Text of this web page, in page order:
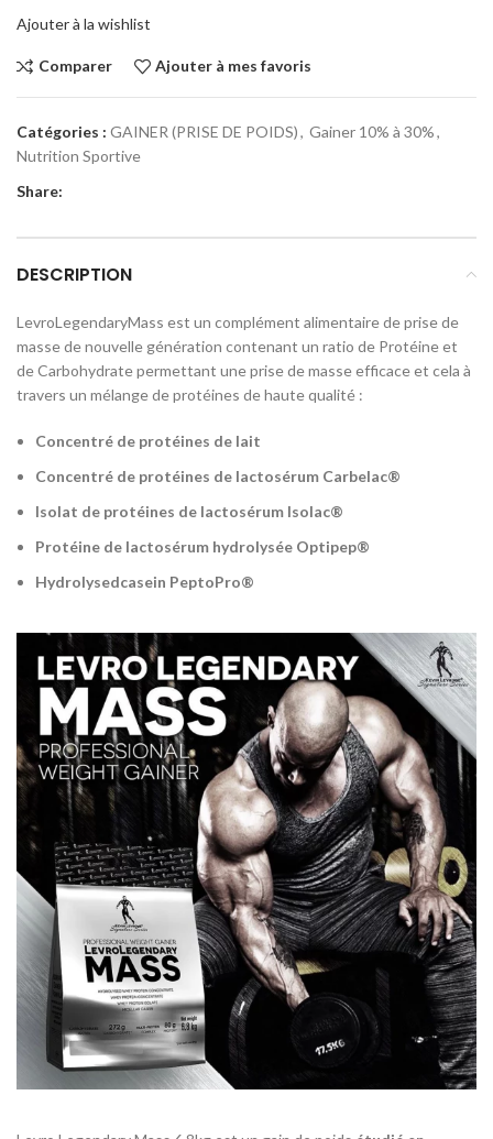
Ajouter à la wishlist
Comparer Ajouter à mes favoris
Catégories : GAINER (PRISE DE POIDS), Gainer 10% à 30%,
Nutrition Sportive
Share:
DESCRIPTION
LevroLegendaryMass est un complément alimentaire de prise de
masse de nouvelle génération contenant un ratio de Protéine et
de Carbohydrate permettant une prise de masse efficace et cela à
travers un mélange de protéines de haute qualité :
Concentré de protéines de lait
Concentré de protéines de lactosérum Carbelac®
Isolat de protéines de lactosérum Isolac®
Protéine de lactosérum hydrolysée Optipep®
Hydrolysedcasein PeptoPro®